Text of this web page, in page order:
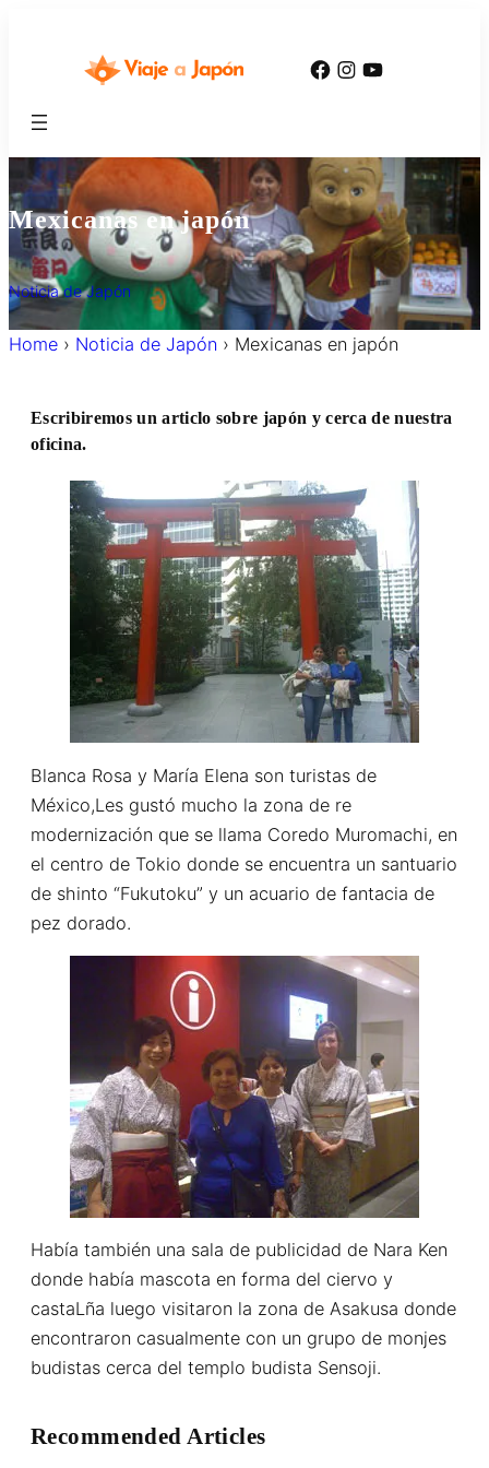
プ
Facebook
Instagram
YouTube
Mexicanas en japón
Noticia de Japón
Home › Noticia de Japón › Mexicanas en japón
Escribiremos un articlo sobre japón y cerca de nuestra
oficina.
Blanca Rosa y María Elena son turistas de
México,Les gustó mucho la zona de re
modernización que se llama Coredo Muromachi, en
el centro de Tokio donde se encuentra un santuario
de shinto “Fukutoku” y un acuario de fantacia de
pez dorado.
Había también una sala de publicidad de Nara Ken
donde había mascota en forma del ciervo y
castaLña luego visitaron la zona de Asakusa donde
encontraron casualmente con un grupo de monjes
budistas cerca del templo budista Sensoji.
Recommended Articles